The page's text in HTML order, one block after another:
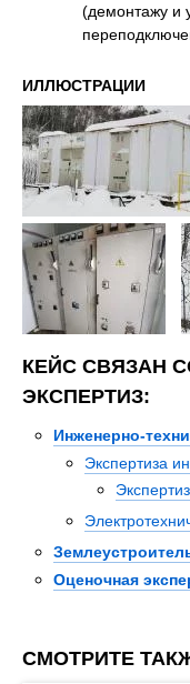
(демонтажу и
ИЛЛЮСТРАЦИИ
КЕЙС СВЯЗАН
ЭКСПЕРТИЗ:
Инженерно-
Экспертиза
Оценочная
СМОТРИТЕ